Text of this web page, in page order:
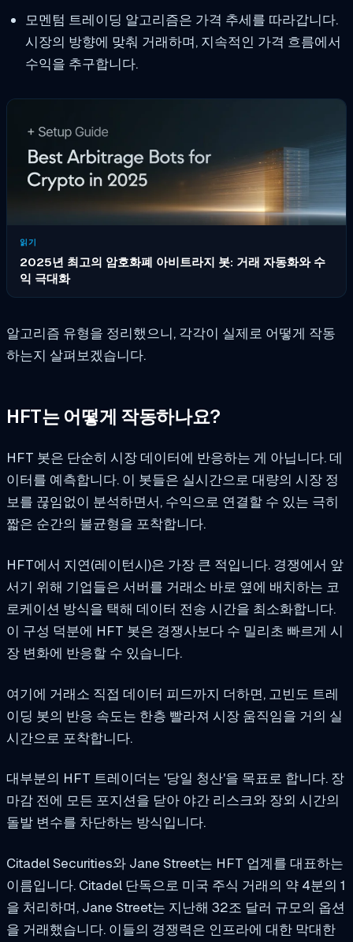
모멘텀 트레이딩 알고리즘은 가격 추세를 따라갑니다.
시장의 방향에 맞춰 거래하며, 지속적인 가격 흐름에서
수익을 추구합니다.
읽기
2025년 최고의 암호화폐 아비트라지 봇: 거래 자동화와 수
익 극대화
알고리즘 유형을 정리했으니, 각각이 실제로 어떻게 작동
하는지 살펴보겠습니다.
HFT는 어떻게 작동하나요?
HFT 봇은 단순히 시장 데이터에 반응하는 게 아닙니다. 데
이터를 예측합니다. 이 봇들은 실시간으로 대량의 시장 정
보를 끊임없이 분석하면서, 수익으로 연결할 수 있는 극히
짧은 순간의 불균형을 포착합니다.
HFT에서 지연(레이턴시)은 가장 큰 적입니다. 경쟁에서 앞
서기 위해 기업들은 서버를 거래소 바로 옆에 배치하는 코
로케이션 방식을 택해 데이터 전송 시간을 최소화합니다.
이 구성 덕분에 HFT 봇은 경쟁사보다 수 밀리초 빠르게 시
장 변화에 반응할 수 있습니다.
여기에 거래소 직접 데이터 피드까지 더하면, 고빈도 트레
이딩 봇의 반응 속도는 한층 빨라져 시장 움직임을 거의 실
시간으로 포착합니다.
대부분의 HFT 트레이더는 '당일 청산'을 목표로 합니다. 장
마감 전에 모든 포지션을 닫아 야간 리스크와 장외 시간의
돌발 변수를 차단하는 방식입니다.
Citadel Securities와 Jane Street는 HFT 업계를 대표하는
이름입니다. Citadel 단독으로 미국 주식 거래의 약 4분의 1
을 처리하며, Jane Street는 지난해 32조 달러 규모의 옵션
을 거래했습니다. 이들의 경쟁력은 인프라에 대한 막대한